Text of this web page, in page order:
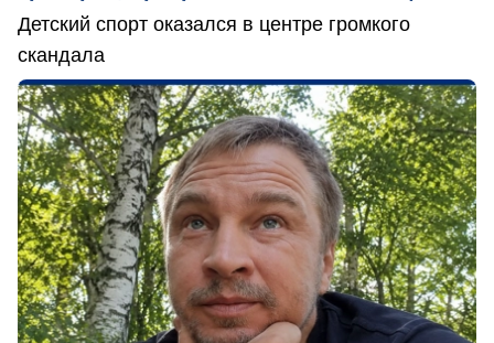
Детский спорт оказался в центре громкого
скандала